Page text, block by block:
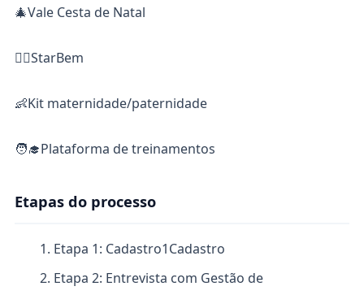
🎄Vale Cesta de Natal
👩‍⚕️StarBem
👶Kit maternidade/paternidade
🧑‍🎓Plataforma de treinamentos
Etapas do processo
Etapa 1: Cadastro1Cadastro
Etapa 2: Entrevista com Gestão de